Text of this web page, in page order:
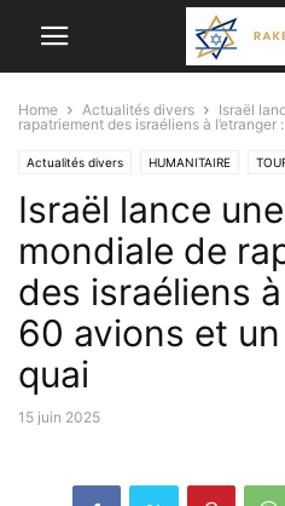
Home Actualités divers
Israël
rapatriement des israéliens à l’etranger
Actualités divers HUMANITAIRE
Israël lance
mondiale de
des israéliens à
60 avions et
quai
15 juin 2025